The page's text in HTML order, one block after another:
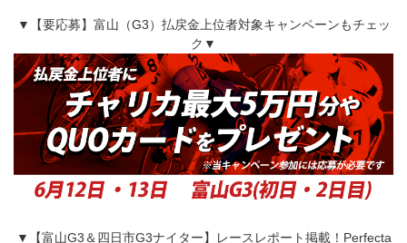
▼【要応募】富山（G3）払戻金上位者対象キャンペーンもチェッ
ク▼
▼【富山G3＆四日市G3ナイター】レースレポート掲載！Perfecta